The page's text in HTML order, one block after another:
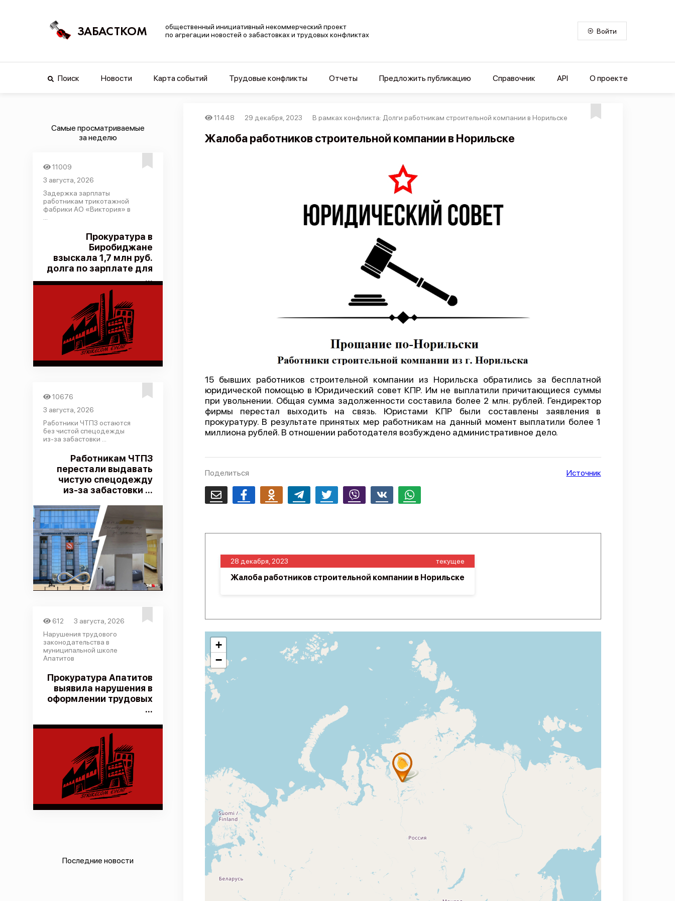
ЗАБАСТКОМ
общественный инициативный некоммерческий проект
по агрегации новостей о забастовках и трудовых конфликтах
Войти
Поиск Новости Карта событий Трудовые конфликты Отчеты Предложить публикацию Справочник API О проекте
Самые просматриваемые
за неделю
11009
3 августа, 2026
Задержка зарплаты
работникам трикотажной
фабрики АО «Виктория» в
Прокуратура в
Биробиджане
взыскала 1,7 млн руб.
долга по зарплате для
...
10676
3 августа, 2026
Работники ЧТПЗ остаются
без чистой спецодежды
из-за забастовки ...
Работникам ЧТПЗ
перестали выдавать
чистую спецодежду
из-за забастовки ...
612
3 августа, 2026
Нарушения трудового
законодательства в
муниципальной школе
Апатитов
Прокуратура Апатитов
выявила нарушения в
оформлении трудовых
...
Последние новости
11448 29 декабря, 2023 В рамках конфликта: Долги работникам строительной компании в Норильске
Жалоба работников строительной компании в Норильске
15 бывших работников строительной компании из Норильска обратились за бесплатной
юридической помощью в Юридический совет КПР. Им не выплатили причитающиеся суммы
при увольнении. Общая сумма задолженности составила более 2 млн. рублей. Гендиректор
фирмы перестал выходить на связь. Юристами КПР были составлены заявления в
прокуратуру. В результате принятых мер работникам на данный момент выплатили более 1
миллиона рублей. В отношении работодателя возбуждено административное дело.
Поделиться
Email FacebookOdnoklassnikiTelegram Twitter Viber Whatsapp
Источник
28 декабря, 2023 текущее
Жалоба работников строительной компании в Норильске
+
−